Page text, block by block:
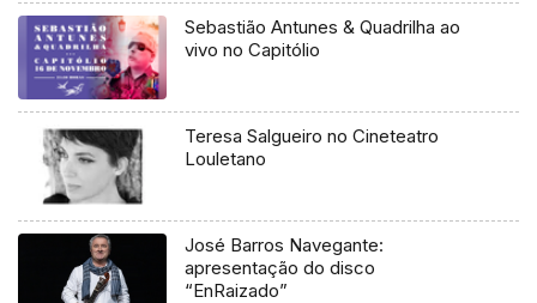
Sebastião Antunes & Quadrilha ao
vivo no Capitólio
Teresa Salgueiro no Cineteatro
Louletano
José Barros Navegante:
apresentação do disco
“EnRaizado”